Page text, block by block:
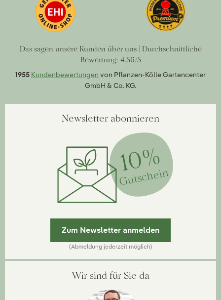
Das sagen unsere Kunden über uns | Durchschnittliche
Bewertung: 4.56/5
1955 Kundenbewertungen von Pflanzen-Kölle Gartencenter
GmbH & Co. KG.
Newsletter abonnieren
10%
Gutschein
Zum Newsletter anmelden
(Abmeldung jederzeit möglich)
Wir sind für Sie da